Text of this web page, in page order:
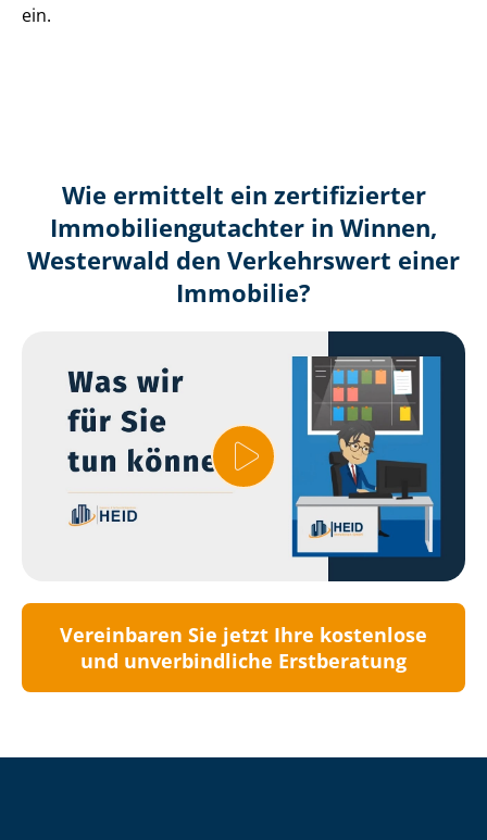
ein.
Wie ermittelt ein zertifizierter
Immobilien­gutachter in Winnen,
Westerwald den Verkehrswert einer
Immobilie?
Vereinbaren Sie jetzt Ihre kostenlose
und unverbindliche Erstberatung